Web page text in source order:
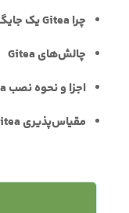
چرا Gitea یک جایگزین جذاب برای کد منبع سازمان شماست؟
چالش‌های Gitea
اجزا و نحوه نصب Gitea
مقیاس‌پذیری Gitea در سطح سازمانی